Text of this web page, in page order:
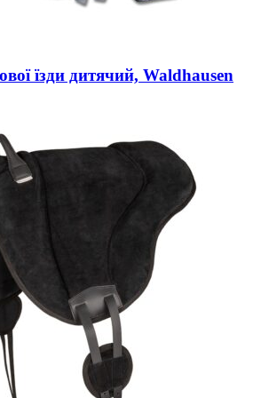
їзди дитячий, Waldhausen